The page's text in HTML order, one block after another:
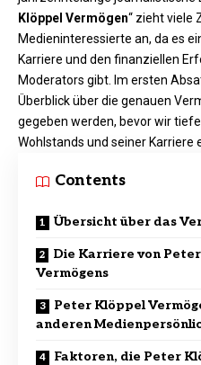
Klöppel Vermögen“ zieht viele
Medieninteressierte an, da es
Karriere und den finanziellen
Moderators gibt. Im ersten
Überblick über die genauen
gegeben werden, bevor wir
Wohlstands und seiner Karriere
Contents
Übersicht über das
Die Karriere von
Vermögens
Peter Klöppel
anderen
Faktoren, die Peter